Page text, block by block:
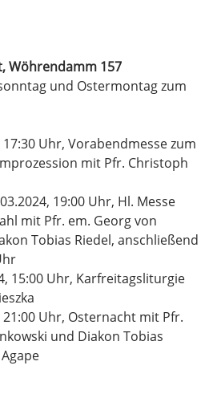
Wöhrendamm 157
und Ostermontag zum
17:30 Uhr, Vorabendmesse zum
mit Pfr. Christoph
19:00 Uhr, Hl. Messe
mit Pfr. em. Georg von
Tobias Riedel, anschließend
15:00 Uhr, Karfreitagsliturgie
21:00 Uhr, Osternacht mit Pfr.
und Diakon Tobias